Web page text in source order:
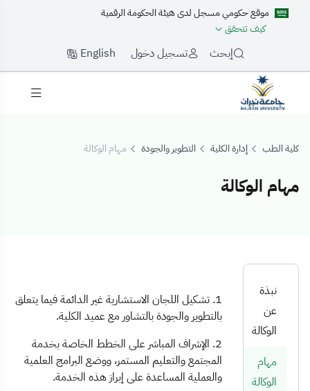
موقع حكومي مسجل لدى هيئة الحكومة الرقمية
كيف تتحقق
إبحث تسجيل دخول English
كلية الطب إدارة الكلية التطوير والجودة مهام الوكالة
مهام الوكالة
مهام الوكالة
نبذة
عن
الوكالة
مهام
الوكالة
1. تشكيل اللجان الاستشارية غير الدائمة فيما يتعلق
بالتطوير والجودة بالتشاور مع عميد الكلية.
2. الإشراف المباشر على الخطط الخاصة بخدمة
المجتمع والتعليم المستمر، ووضع البرامج العلمية
والعملية المساعدة على إبراز هذه الخدمة.